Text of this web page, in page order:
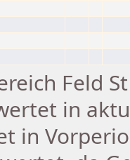
Feld
in
in